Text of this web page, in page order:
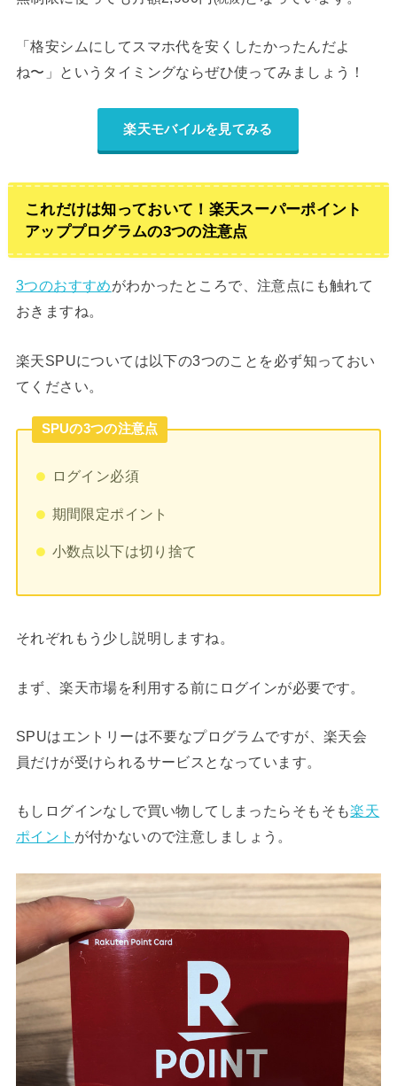
「格安シムにしてスマホ代を安くしたかったんだよ
ね〜」というタイミングならぜひ使ってみましょう！
楽天モバイルを見てみる
これだけは知っておいて！楽天スーパーポイント
アッププログラムの3つの注意点
3つのおすすめがわかったところで、注意点にも触れて
おきますね。
楽天SPUについては以下の3つのことを必ず知っておい
てください。
SPUの3つの注意点
ログイン必須
期間限定ポイント
小数点以下は切り捨て
それぞれもう少し説明しますね。
まず、楽天市場を利用する前にログインが必要です。
SPUはエントリーは不要なプログラムですが、楽天会
員だけが受けられるサービスとなっています。
もしログインなしで買い物してしまったらそもそも楽天
ポイント が付かないので注意しましょう。